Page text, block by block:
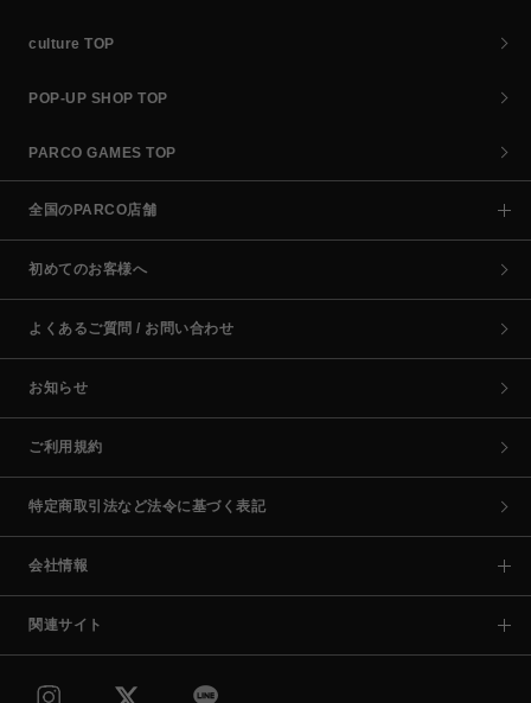
culture TOP
POP-UP SHOP TOP
PARCO GAMES TOP
全国のPARCO店舗
初めてのお客様へ
よくあるご質問 / お問い合わせ
お知らせ
ご利用規約
特定商取引法など法令に基づく表記
会社情報
関連サイト